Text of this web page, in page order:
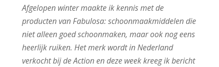
Afgelopen winter maakte ik kennis met de
producten van Fabulosa: schoonmaakmiddelen die
niet alleen goed schoonmaken, maar ook nog eens
heerlijk ruiken. Het merk wordt in Nederland
verkocht bij de Action en deze week kreeg ik bericht